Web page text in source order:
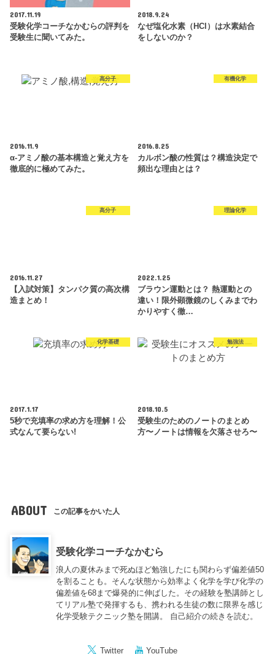
2017.11.19
受験化学コーチなかむらの評判を
受験生に聞いてみた。
2018.9.24
なぜ塩化水素（HCl）は水素結合
をしないのか？
高分子
2016.11.9
α-アミノ酸の基本構造と覚え方を
徹底的に極めてみた。
有機化学
2016.8.25
カルボン酸の性質は？構造決定で
頻出な理由とは？
高分子
2016.11.27
【入試対策】タンパク質の高次構
造まとめ！
理論化学
2022.1.25
ブラウン運動とは？ 熱運動との
違い！限外顕微鏡のしくみまでわ
かりやすく徹…
化学基礎
2017.1.17
5秒で充填率の求め方を理解！公
式なんて要らない!
勉強法
2018.10.5
受験生のためのノートのまとめ
方〜ノートは情報を欠落させろ〜
ABOUT この記事をかいた人
受験化学コーチなかむら
浪人の夏休みまで死ぬほど勉強したにも関わらず偏差値50
を割ることも。そんな状態から効率よく化学を学び化学の
偏差値を68まで爆発的に伸ばした。その経験を塾講師とし
てリアル塾で発揮するも、携われる生徒の数に限界を感じ
化学受験テクニック塾を開講。 自己紹介の続きを読む。
Twitter YouTube